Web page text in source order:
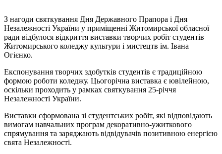
З нагоди святкування Дня Державного Прапора і Дня
Незалежності України у приміщенні Житомирської обласної
ради відбулося відкриття виставки творчих робіт студентів
Житомирського коледжу культури і мистецтв ім. Івана
Огієнко.
Експонування творчих здобутків студентів є традиційною
формою роботи коледжу. Цьогорічна виставка є ювілейною,
оскільки проходить у рамках святкування 25-річчя
Незалежності України.
Виставки сформована зі студентських робіт, які відповідають
вимогам навчальних програм декоративно-ужиткового
спрямування та заряджають відвідувачів позитивною енергією
свята Незалежності.